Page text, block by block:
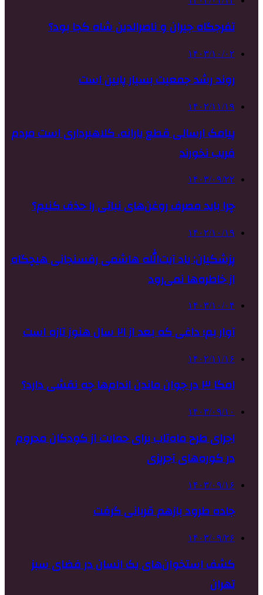
تفرجگاه جیران و ناصرالدین شاه کجا بود؟
۱۴۰۳/۱۰/۰۲
روند رشد جمعیت بسیار پایین است
۱۴۰۲/۱۱/۱۹
پیامک ارسالی قطع یارانه، کلاهبرداری است مردم
فریب نخورند
۱۴۰۳/۰۹/۲۲
چرا باید مصرف روغن‌های نباتی را حذف کنیم؟
۱۴۰۲/۱۰/۱۹
پزشکیان: یاد آیت‌الله هاشمی رفسنجانی هیچگاه
از خاطره‌ها نمی‌رود
۱۴۰۳/۱۰/۰۴
آوار بم؛ داغی که بعد از ۲۱ سال هنوز تازه است
۱۴۰۲/۱۱/۱۶
امگا ۳ در جوان ماندن اندام‌ها چه نقشی دارد؟
۱۴۰۳/۰۹/۱۰
اجرای طرح ماه‌تاب برای حمایت از کودکان محروم
در کوره‌های آجرپزی
۱۴۰۳/۰۹/۱۶
جاده طرود بازهم قربانی گرفت
۱۴۰۳/۰۹/۲۶
کشف استخوان‌های یک انسان در فضای سبز
تهران